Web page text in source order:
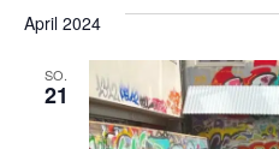
April 2024
SO.
21